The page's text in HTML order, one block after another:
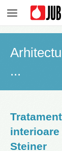
Vopsele si
Arhitectul Nina Steiner
...
Steiner